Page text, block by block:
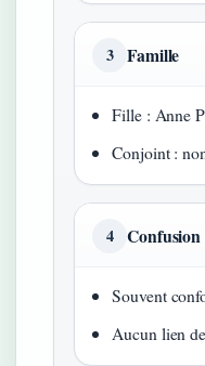
3 Famille
Fille : Anne
Conjoint :
4 Confusion
Souvent
Aucun lien